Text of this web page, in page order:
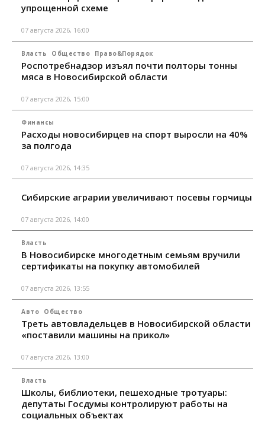
упрощенной схеме
07 августа 2026, 16:00
Власть Общество Право&Порядок
Роспотребнадзор изъял почти полторы тонны
мяса в Новосибирской области
07 августа 2026, 15:00
Финансы
Расходы новосибирцев на спорт выросли на 40%
за полгода
07 августа 2026, 14:35
Сибирские аграрии увеличивают посевы горчицы
07 августа 2026, 14:00
Власть
В Новосибирске многодетным семьям вручили
сертификаты на покупку автомобилей
07 августа 2026, 13:55
Авто Общество
Треть автовладельцев в Новосибирской области
«поставили машины на прикол»
07 августа 2026, 13:00
Власть
Школы, библиотеки, пешеходные тротуары:
депутаты Госдумы контролируют работы на
социальных объектах